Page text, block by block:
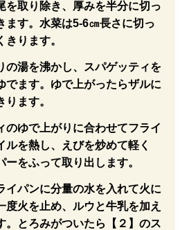
を取り除き、厚みを半分に切っ
ます。水菜は5-6㎝長さに切っ
ります。
の湯を沸かし、スパゲッティを
でます。ゆで上がったらザルに
ります。
のゆで上がりに合わせてフライ
ルを熱し、えびを炒めて軽く
をふって取り出します。
イパンに分量の水を入れて火に
度火を止め、ルウと牛乳を加え
。とろみがついたら【２】のス